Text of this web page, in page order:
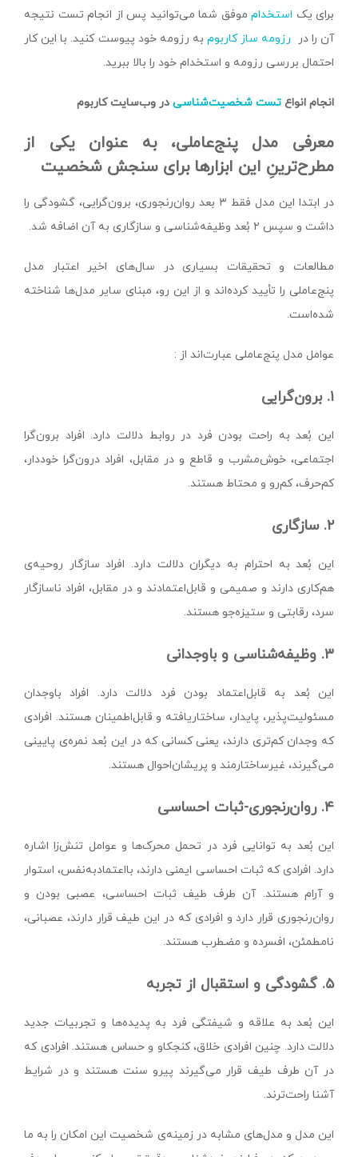
برای یک استخدام موفق شما می‌توانید پس از انجام تست نتیجه
آن را در رزومه ساز کاربومبه رزومه خود پیوست کنید. با این کار
احتمال بررسی رزومه و استخدام خود را بالا ببرید.
انجام انواع تست‌ شخصیت‌شناسی در وب‌سایت کاربوم
معرفی مدل پنج‌عاملی، به عنوان یکی از
مطرح‌ترینِ این ابزارها برای سنجش شخصیت
در ابتدا این مدل فقط ۳ بعد روان‌رنجوری، برون‌گرایی، گشودگی را
داشت و سپس ۲ بُعد وظیفه‌شناسی و سازگاری به آن اضافه شد.
مطالعات و تحقیقات بسیاری در سال‌های اخیر اعتبار مدل
پنج‌عاملی را تأیید کرده‌اند و از این رو، مبنای سایر مدل‌ها شناخته
شده‌است.
عوامل مدل پنج‌عاملی عبارت‌اند از :
۱. برون‌گرایی
این بُعد به راحت بودن فرد در روابط دلالت دارد. افراد برون‌گرا
اجتماعی، خوش‌مشرب و قاطع و در مقابل، افراد درون‌گرا خوددار،
کم‌حرف، کم‌رو و محتاط‌ هستند.
۲. سازگاری
این بُعد به احترام به دیگران دلالت دارد. افراد سازگار روحیه‌ی
هم‌کاری دارند و صمیمی و قابل‌اعتمادند و در مقابل، افراد ناسازگار
سرد، رقابتی و ستیزه‌جو هستند.
۳. وظیفه‌شناسی و باوجدانی
این بُعد به قابل‌اعتماد بودن فرد دلالت دارد. افراد باوجدان
مسئولیت‌پذیر، پایدار، ساختار‌یافته و قابل‌اطمینان هستند. افرادی
که وجدان کم‌تری دارند، یعنی کسانی که در این بُعد نمره‌ی پایینی
می‌گیرند، غیرساختارمند و پریشان‌احوال هستند.
۴. روان‌رنجوری-ثبات احساسی
این بُعد به توانایی فرد در تحمل محرک‌ها و عوامل تنش‌زا اشاره
دارد. افرادی که ثبات احساسی ایمنی دارند، بااعتمادبه‌نفس، استوار
و آرام هستند. آن طرف طیف ثبات احساسی، عصبی بودن و
روان‌رنجوری قرار دارد و افرادی که در این طیف قرار دارند، عصبانی،
نامطمئن، افسرده و مضطرب هستند.
۵. گشودگی و استقبال از تجربه
این بُعد به علاقه و شیفتگی فرد به پدیده‌ها و تجربیات جدید
دلالت دارد. چنین افرادی خلاق، کنجکاو و حساس هستند. افرادی که
در آن طرف طیف قرار می‌گیرند پیرو سنت هستند و در شرایط
آشنا راحت‌ترند.
این مدل و مدل‌های مشابه در زمینه‌ی شخصیت این امکان را به ما